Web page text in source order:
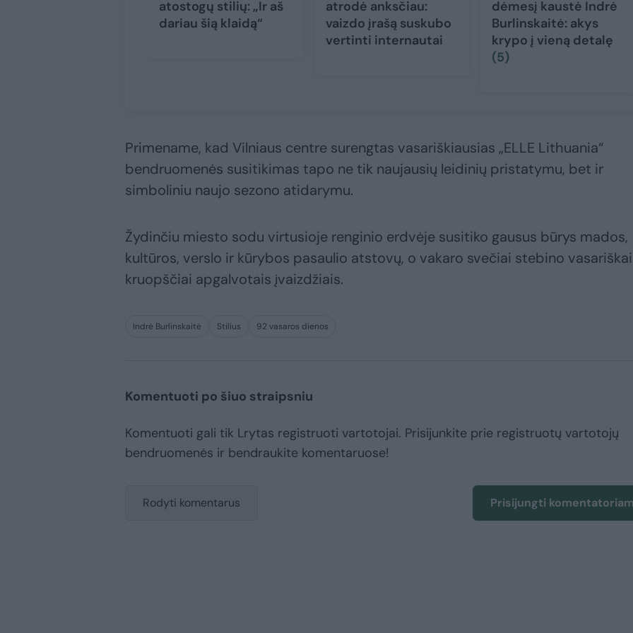
atostogų stilių: „Ir aš
dariau šią klaidą“
atrodė anksčiau:
vaizdo įrašą suskubo
vertinti internautai
dėmesį kaustė Indrė
Burlinskaitė: akys
krypo į vieną detalę
(5)
Primename, kad Vilniaus centre surengtas vasariškiausias „ELLE Lithuania“
bendruomenės susitikimas tapo ne tik naujausių leidinių pristatymu, bet ir
simboliniu naujo sezono atidarymu.
Žydinčiu miesto sodu virtusioje renginio erdvėje susitiko gausus būrys mados,
kultūros, verslo ir kūrybos pasaulio atstovų, o vakaro svečiai stebino
kruopščiai apgalvotais įvaizdžiais.
Indrė Burlinskaitė Stilius 92 vasaros dienos
Komentuoti po šiuo straipsniu
Komentuoti gali tik Lrytas registruoti vartotojai. Prisijunkite prie registruotų vartotojų
bendruomenės ir bendraukite komentaruose!
Rodyti komentarus Prisijungti